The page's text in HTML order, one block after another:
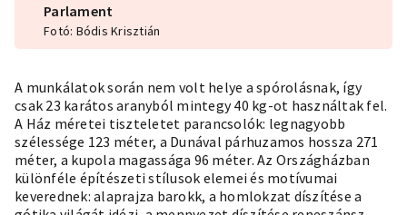
Parlament
Fotó: Bódis Krisztián
A munkálatok során nem volt helye a spórolásnak, így
csak 23 karátos aranyból mintegy 40 kg-ot használtak fel.
A Ház méretei tiszteletet parancsolók: legnagyobb
szélessége 123 méter, a Dunával párhuzamos hossza 271
méter, a kupola magassága 96 méter. Az Országházban
különféle építészeti stílusok elemei és motívumai
keverednek: alaprajza barokk, a homlokzat díszítése a